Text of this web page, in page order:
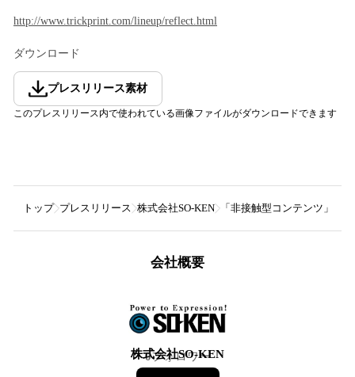
http://www.trickprint.com/lineup/reflect.html
ダウンロード
プレスリリース素材
このプレスリリース内で使われている画像ファイルがダウンロードできます
トップ プレスリリース 株式会社SO-KEN 「非接触型コンテンツ」と
会社概要
株式会社SO-KEN
0フォロワー